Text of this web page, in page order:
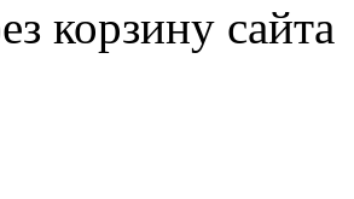
корзину сайта